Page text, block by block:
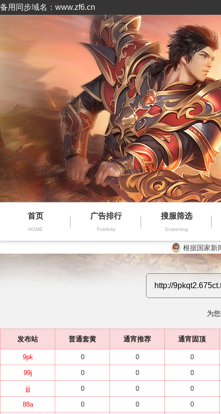
备用同步域名：www.zf6.cn
首页
HOME
广告排行
Publicity
搜服筛选
Screening
根据国家新
为
发布站 普通套黄 通宵推荐 通宵固顶
9pk 0 0 0
99j 0 0 0
jjj 0 0 0
88a 0 0 0